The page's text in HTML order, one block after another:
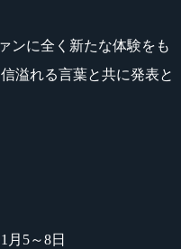
ンに全く新たな体験をも
溢れる言葉と共に発表と
月5～8日